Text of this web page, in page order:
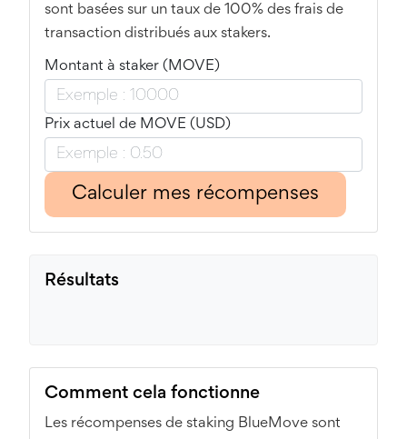
sont basées sur un taux de 100% des frais de
transaction distribués aux stakers.
Montant à staker (MOVE)
Prix actuel de MOVE (USD)
Calculer mes récompenses
Résultats
Comment cela fonctionne
Les récompenses de staking BlueMove sont